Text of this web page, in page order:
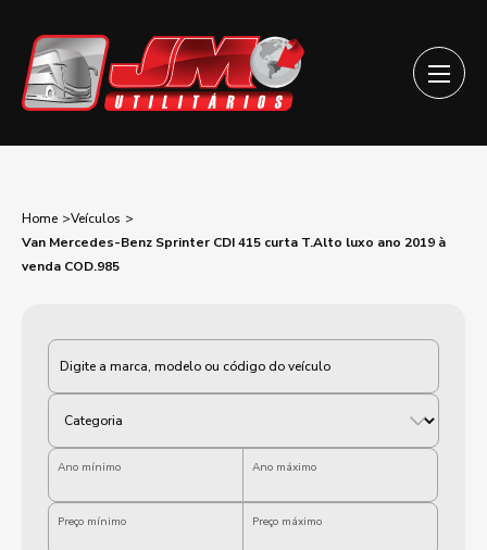
Home
Veículos
Van Mercedes-Benz Sprinter CDI 415 curta T.Alto luxo ano 2019 à
venda COD.985
Categoria
Ano mínimo Ano máximo
Preço mínimo Preço máximo